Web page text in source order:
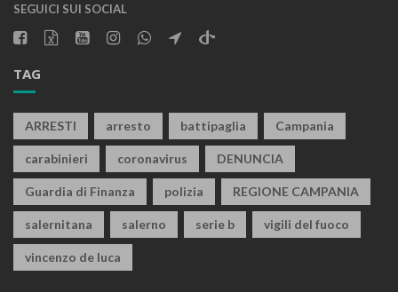
SEGUICI SUI SOCIAL
TAG
ARRESTI arresto battipaglia Campania
carabinieri coronavirus DENUNCIA
Guardia di Finanza polizia REGIONE CAMPANIA
salernitana salerno serie b vigili del fuoco
vincenzo de luca